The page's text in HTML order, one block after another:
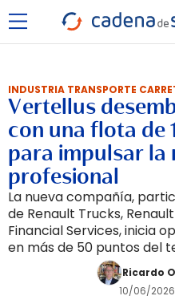
INDUSTRIA TRANSPORTE
Vertellus
con una flota de
para impulsar la
profesional
La nueva compañía,
de Renault Trucks,
Financial Services, inicia
en más de 50 puntos del
Ricardo
10/06/